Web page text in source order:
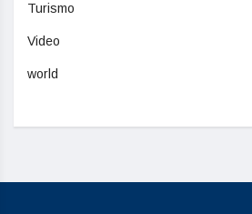
Turismo
Video
world